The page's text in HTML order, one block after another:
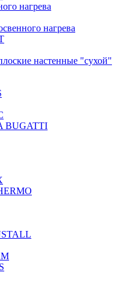
нагрева
нагрева
настенные "сухой"
BUGATTI